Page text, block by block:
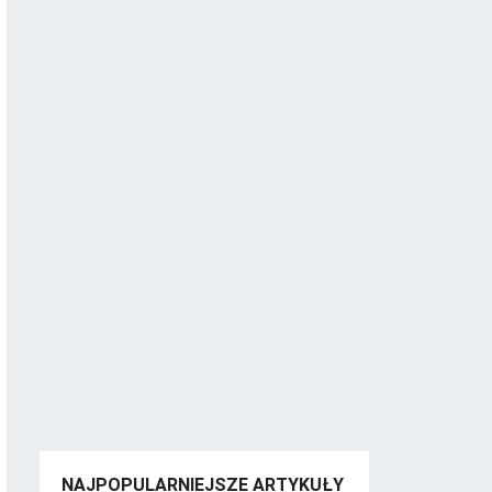
NAJPOPULARNIEJSZE ARTYKUŁY